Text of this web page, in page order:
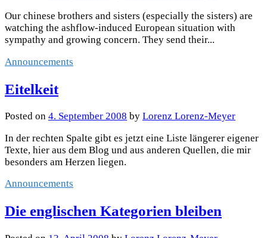
Our chinese brothers and sisters (especially the sisters) are
watching the ashflow-induced European situation with
sympathy and growing concern. They send their...
Announcements
Eitelkeit
Posted on 4. September 2008 by Lorenz Lorenz-Meyer
In der rechten Spalte gibt es jetzt eine Liste längerer eigener
Texte, hier aus dem Blog und aus anderen Quellen, die mir
besonders am Herzen liegen.
Announcements
Die englischen Kategorien bleiben